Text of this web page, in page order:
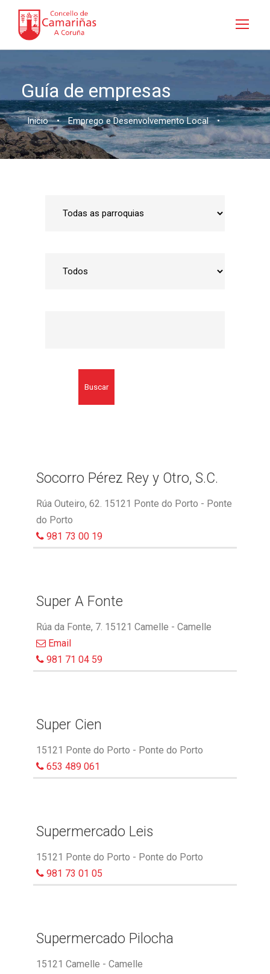
Guía de empresas
Inicio • Emprego e Desenvolvemento Local •
Buscar
Socorro Pérez Rey y Otro, S.C.
Rúa Outeiro, 62. 15121 Ponte do Porto - Ponte
do Porto
981 73 00 19
Super A Fonte
Rúa da Fonte, 7. 15121 Camelle - Camelle
Email
981 71 04 59
Super Cien
15121 Ponte do Porto - Ponte do Porto
653 489 061
Supermercado Leis
15121 Ponte do Porto - Ponte do Porto
981 73 01 05
Supermercado Pilocha
15121 Camelle - Camelle